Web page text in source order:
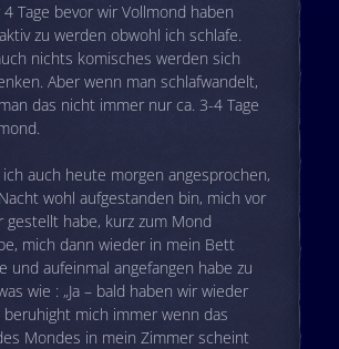
Tage bevor wir Vollmond haben
zu werden obwohl ich schlafe.
nichts komisches werden sich
Aber wenn man schlafwandelt,
das nicht immer nur ca. 3-4 Tage
auch heute morgen angesprochen,
wohl aufgestanden bin, mich vor
gestellt habe, kurz zum Mond
mich dann wieder in mein Bett
und aufeinmal angefangen habe zu
wie : „Ja – bald haben wir wieder
beruhight mich immer wenn das
Mondes in mein Zimmer scheint